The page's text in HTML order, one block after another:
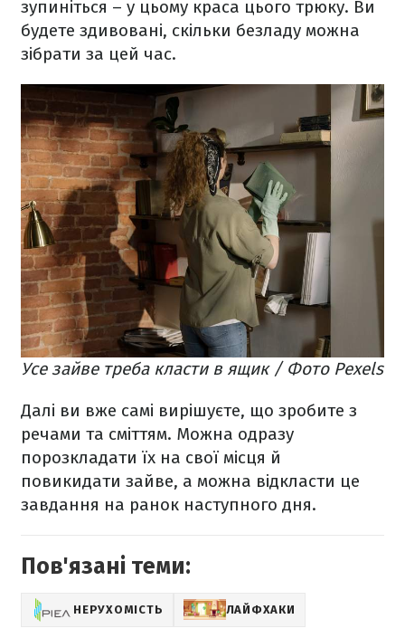
зупиніться – у цьому краса цього трюку. Ви
будете здивовані, скільки безладу можна
зібрати за цей час.
Усе зайве треба класти в ящик / Фото Pexels
Далі ви вже самі вирішуєте, що зробите з
речами та сміттям. Можна одразу
порозкладати їх на свої місця й
повикидати зайве, а можна відкласти це
завдання на ранок наступного дня.
Пов'язані теми:
НЕРУХОМІСТЬ ЛАЙФХАКИ